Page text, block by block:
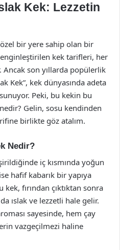
Kek: Lezzetin
bir yere sahip olan bir
kek tarifleri, her
son yıllarda popülerlik
Kek”, kek dünyasında adeta
Peki, bu kekin bu
Gelin, sosu kendinden
birlikte göz atalım.
Nedir?
iç kısmında yoğun
hafif kabarık bir yapıya
fırından çıktıktan sonra
ıslak ve lezzetli hale gelir.
sayesinde, hem çay
vazgeçilmezi haline